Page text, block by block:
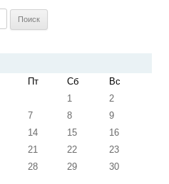
Пт Сб
Вс
1
2
7 8
9
14 15
16
21 22
23
28 29
30